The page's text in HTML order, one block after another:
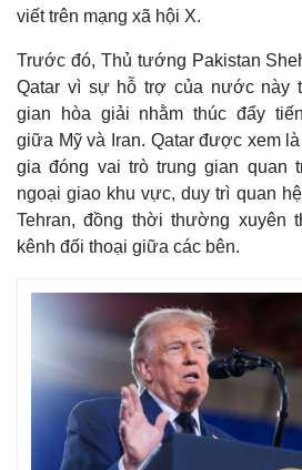
Thế giới
Cuộc sống đó đây
Hồ sơ
Ảnh
E-
viết trên mạng xã hội X.
Trước đó, Thủ tướng Pakistan
Qatar vì sự hỗ trợ của nước này
gian hòa giải nhằm thúc đẩy
giữa Mỹ và Iran. Qatar được xem
gia đóng vai trò trung gian quan
ngoại giao khu vực, duy trì quan
Tehran, đồng thời thường xuyên
kênh đối thoại giữa các bên.